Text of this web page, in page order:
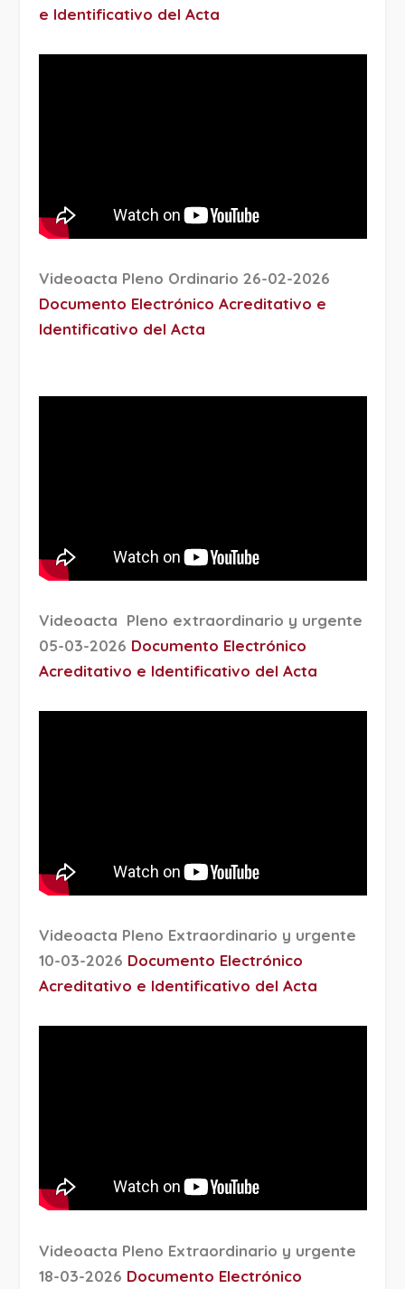
e Identificativo del Acta
Videoacta Pleno Ordinario 26-02-2026
Documento Electrónico Acreditativo e
Identificativo del Acta
Videoacta Pleno extraordinario y urgente
05-03-2026 Documento Electrónico
Acreditativo e Identificativo del Acta
Videoacta Pleno Extraordinario y urgente
10-03-2026 Documento Electrónico
Acreditativo e Identificativo del Acta
Videoacta Pleno Extraordinario y urgente
18-03-2026 Documento Electrónico